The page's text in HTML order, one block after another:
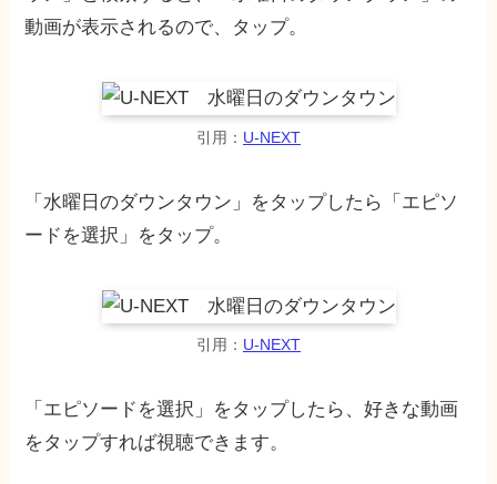
動画が表示されるので、タップ。
引用： U-NEXT
「水曜日のダウンタウン」をタップしたら「エピソ
ードを選択」をタップ。
引用： U-NEXT
「エピソードを選択」をタップしたら、好きな動画
をタップすれば視聴できます。